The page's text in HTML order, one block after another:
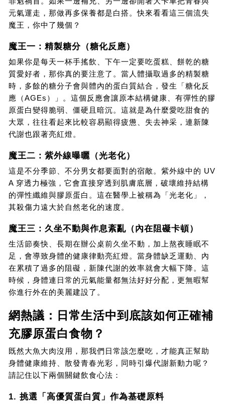
元氣運走，那做再多保養都是白搭。快來看看這三個流失
魔王，你中了幾個？
魔王一：精製糖分（糖化反應）
如果你是每天一杯手搖飲、下午一定要吃蛋糕、餅乾的糖
質愛好者，那你真的要注意了。當人體攝取過多的精製糖
時，多餘的糖分子會與體內的蛋白質結合，發生「糖化反
應（AGEs）」。這個反應會讓原本結構健康、有彈性的膠
原蛋白變得脆弱、僵硬且暗沉。這就是為什麼愛吃甜食的
大眾，往往看起來比較容易顯得疲憊、失去神采，連新陳
代謝也跟著亮紅燈。
魔王二：紫外線曝曬（光老化）
這是不分季節、不分男女都要面對的宿敵。紫外線中的 UV
A 穿透力極強，它會直接穿透到肌膚底層，破壞維持結構
的彈性纖維與膠原蛋白。這在醫學上被稱為「光老化」，
其殺傷力遠大於自然老化的速度。
魔王三：久坐不動與作息紊亂（內在阻礙卡頓）
生活節奏快、長期在辦公桌前久坐不動，加上熬夜睡眠不
足，會導致身體的健康律動亮紅燈。當身體缺乏運動、內
在累積了過多的阻礙，新陳代謝的效率就會大幅下降。這
時候，身體連日常的元氣能量都無法好好分配，更無暇幫
你進行外在的美麗建設了。
網熱議：日常生活中到底該如何正確補
充膠原蛋白食物？
既然大魚大肉沒用，那我們日常該怎麼吃，才能真正幫助
身體健康維持、散發青春光彩，同時引爆代謝新動力呢？
請記住以下兩個關鍵飲食心法：
1. 挑選「高優質蛋白質」作為基礎原料